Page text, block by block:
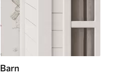
Barn